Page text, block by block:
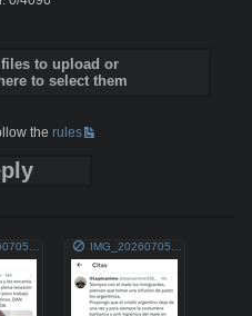
files to upload or
to select them
therules